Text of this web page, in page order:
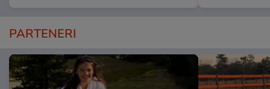
PARTENERI